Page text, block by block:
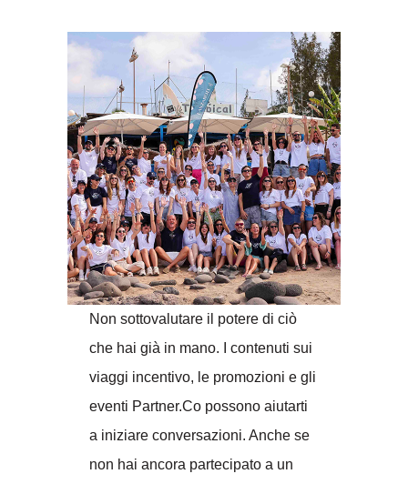
Non sottovalutare il potere di ciò
che hai già in mano. I contenuti sui
viaggi incentivo, le promozioni e gli
eventi Partner.Co possono aiutarti
a iniziare conversazioni. Anche se
non hai ancora partecipato a un